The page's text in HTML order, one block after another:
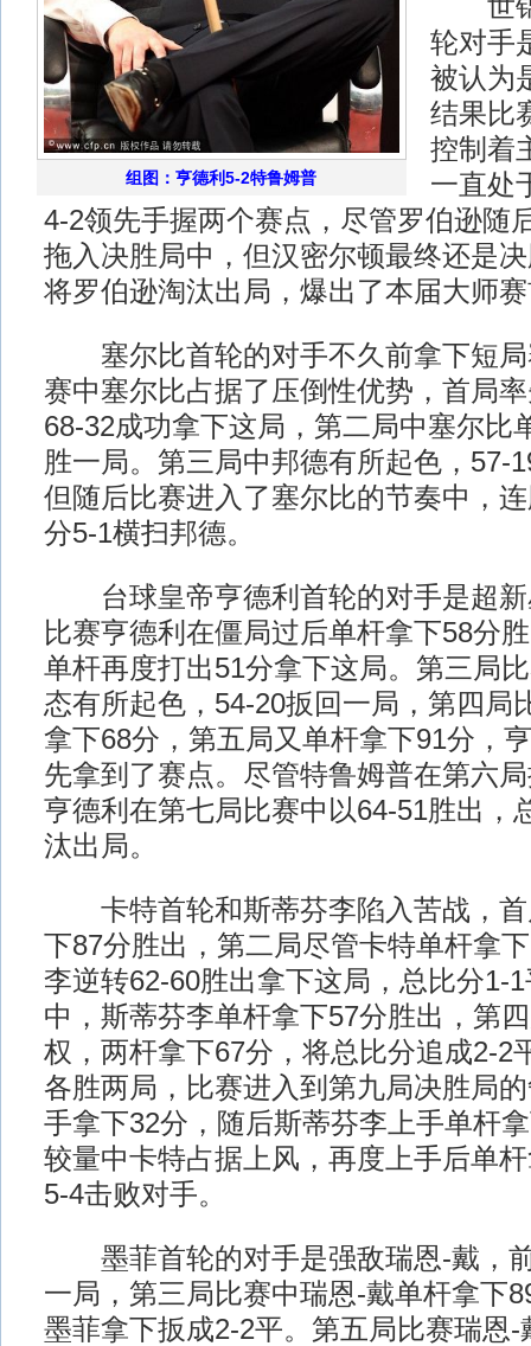
组图：亨德利5-2特鲁姆普
世锦
轮对手
被认为
结果比
控制着
一直处
4-2领先手握两个赛点，尽管罗伯逊随
拖入决胜局中，但汉密尔顿最终还是
将罗伯逊淘汰出局，爆出了本届大师
塞尔比首轮的对手不久前拿下短局
赛中塞尔比占据了压倒性优势，首局
68-32成功拿下这局，第二局中塞尔比
胜一局。第三局中邦德有所起色，57-
但随后比赛进入了塞尔比的节奏中，
分5-1横扫邦德。
台球皇帝亨德利首轮的对手是超新
比赛亨德利在僵局过后单杆拿下58分
单杆再度打出51分拿下这局。第三局
态有所起色，54-20扳回一局，第四局
拿下68分，第五局又单杆拿下91分，
先拿到了赛点。尽管特鲁姆普在第六
亨德利在第七局比赛中以64-51胜出，
汰出局。
卡特首轮和斯蒂芬李陷入苦战，首
下87分胜出，第二局尽管卡特单杆拿
李逆转62-60胜出拿下这局，总比分1-
中，斯蒂芬李单杆拿下57分胜出，第
权，两杆拿下67分，将总比分追成2-2
各胜两局，比赛进入到第九局决胜局
手拿下32分，随后斯蒂芬李上手单杆
较量中卡特占据上风，再度上手后单
5-4击败对手。
墨菲首轮的对手是强敌瑞恩-戴，
一局，第三局比赛中瑞恩-戴单杆拿下
墨菲拿下扳成2-2平。第五局比赛瑞恩-